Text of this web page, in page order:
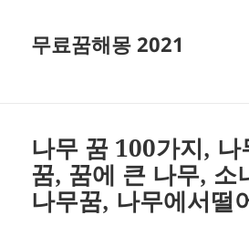
무료꿈해몽 2021
나무 꿈 100가지, 나
꿈, 꿈에 큰 나무, 소
나무꿈, 나무에서떨